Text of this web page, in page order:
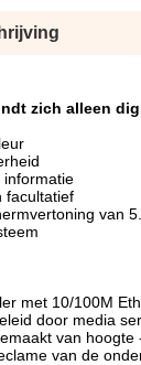
zich alleen
informatie
facultatief
van
met 10/100M
door media
van hoogte
van de